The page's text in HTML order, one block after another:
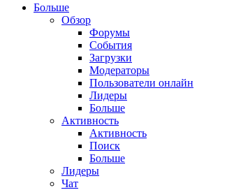
Больше
Обзор
Форумы
События
Загрузки
Модераторы
Пользователи онлайн
Лидеры
Больше
Активность
Активность
Поиск
Больше
Лидеры
Чат